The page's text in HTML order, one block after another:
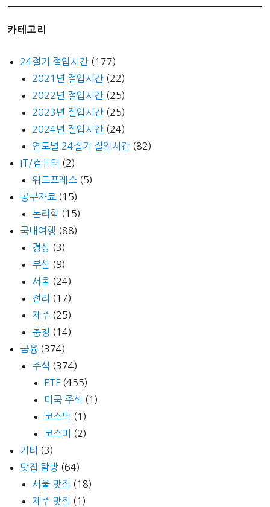
카테고리
24절기 절입시간 (177)
2021년 절입시간 (22)
2022년 절입시간 (25)
2023년 절입시간 (25)
2024년 절입시간 (24)
연도별 24절기 절입시간 (82)
IT/컴퓨터 (2)
워드프레스 (5)
공부자료 (15)
논리학 (15)
국내여행 (88)
경상 (3)
부산 (9)
서울 (24)
전라(17)
제주 (25)
충청 (14)
금융 (374)
주식 (374)
ETF (455)
미국 주식 (1)
코스닥 (1)
코스피 (2)
기타(3)
맛집 탐방 (64)
서울 맛집 (18)
제주 맛집 (1)